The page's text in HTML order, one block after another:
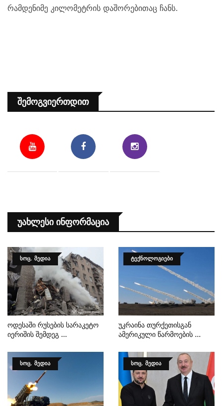
რამდენიმე კილომეტრის დაშორებითაც ჩანს.
Შემოგვიერთდით
Უახლესი Ინფორმაცია
ᲡᲝᲪ. ᲛᲔᲓᲘᲐ
Ოდესაში Რუსების Სარაკეტო
Იერიშის Შემდეგ ...
ᲢᲔᲥᲜᲝᲚᲝᲒᲘᲔᲑᲘ
Უკრაინა Თურქეთისგან
Ამერიკული Წარმოების ...
ᲡᲝᲪ. ᲛᲔᲓᲘᲐ ᲡᲝᲪ. ᲛᲔᲓᲘᲐ